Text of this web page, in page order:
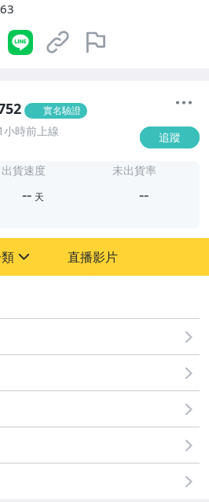
實名驗證
小時前上線 追蹤
出貨速度
-- 天
未出貨率
--
直播影片